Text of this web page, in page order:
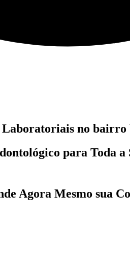
Laboratoriais no bairro
para Toda a
Agora Mesmo sua